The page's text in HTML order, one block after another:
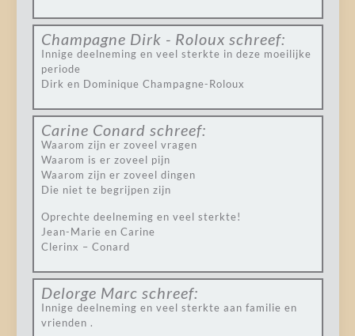
Champagne Dirk - Roloux schreef:
Innige deelneming en veel sterkte in deze moeilijke
periode
Dirk en Dominique Champagne-Roloux
Carine Conard schreef:
Waarom zijn er zoveel vragen
Waarom is er zoveel pijn
Waarom zijn er zoveel dingen
Die niet te begrijpen zijn
Oprechte deelneming en veel sterkte!
Jean-Marie en Carine
Clerinx – Conard
Delorge Marc schreef:
Innige deelneming en veel sterkte aan familie en
vrienden .